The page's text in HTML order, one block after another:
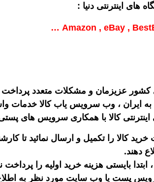
های اینترنتی دنیا :
Amazon , eBay ,
کشور عزیزمان و مشکلات متعدد پرداخت
به ایران ، وب سرویس یاب کالا
کالا با همکاری سرویس های پستی
کالا را تکمیل و ارسال نمائید تا
دهند.
بایستی هزینه خرید اولیه را
پست یا وب سایت مورد نظر به